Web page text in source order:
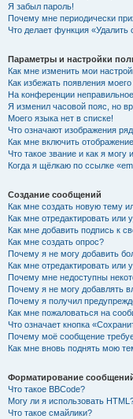
Я забыл пароль!
Почему мне периодически
Что делает функция «Удалить
Параметры и настройки
Как мне изменить мои
Как избежать появления
На конференции
Я изменил часовой пояс, но
Моего языка нет в списке!
Что означают изображения
Как мне включить
Что такое звание и как я могу
Когда я щёлкаю по ссылке
Создание сообщений
Как мне создать новую тему
Как мне отредактировать или
Как мне добавить подпись к
Как мне создать опрос?
Почему я не могу добавить
Как мне отредактировать или
Почему мне недоступны
Почему я не могу добавлять
Почему я получил
Как мне пожаловаться на
Что означает кнопка
Почему моё сообщение
Как мне вновь поднять мою
Форматирование
Что такое BBCode?
Могу ли я использовать
Что такое смайлики?